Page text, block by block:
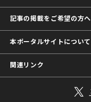
記事の掲載をご希望の方へ
本ポータルサイトについて
関連リンク